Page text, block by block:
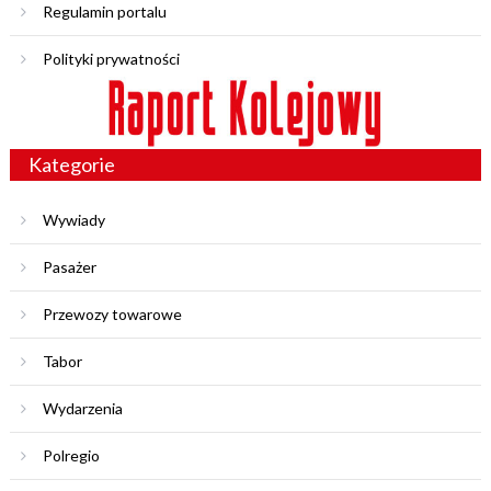
Regulamin portalu
Polityki prywatności
Kategorie
Wywiady
Pasażer
Przewozy towarowe
Tabor
Wydarzenia
Polregio